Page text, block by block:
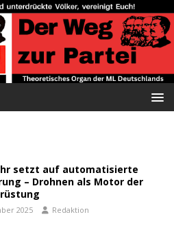
setzt auf automatisierte
– Drohnen als Motor der
2025 Redaktion